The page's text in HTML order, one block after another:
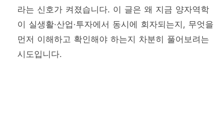
라는 신호가 켜졌습니다. 이 글은 왜 지금 양자역학
이 실생활·산업·투자에서 동시에 회자되는지, 무엇을
먼저 이해하고 확인해야 하는지 차분히 풀어보려는
시도입니다.